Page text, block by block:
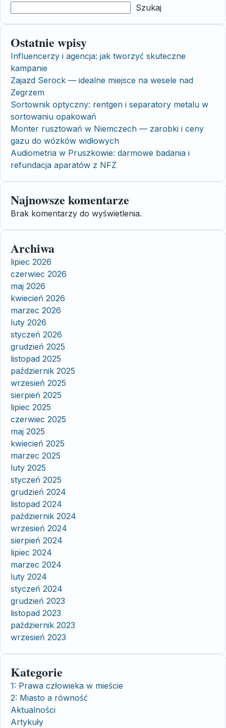
Szukaj
Ostatnie wpisy
Influencerzy i agencja: jak tworzyć skuteczne
kampanie
Zajazd Serock — idealne miejsce na wesele nad
Zegrzem
Sortownik optyczny: rentgen i separatory metalu w
sortowaniu opakowań
Monter rusztowań w Niemczech — zarobki i ceny
gazu do wózków widłowych
Audiometria w Pruszkowie: darmowe badania i
refundacja aparatów z NFZ
Najnowsze komentarze
Brak komentarzy do wyświetlenia.
Archiwa
lipiec 2026
czerwiec 2026
maj 2026
kwiecień 2026
marzec 2026
luty 2026
styczeń 2026
grudzień 2025
listopad 2025
październik 2025
wrzesień 2025
sierpień 2025
lipiec 2025
czerwiec 2025
maj 2025
kwiecień 2025
marzec 2025
luty 2025
styczeń 2025
grudzień 2024
listopad 2024
październik 2024
wrzesień 2024
sierpień 2024
lipiec 2024
marzec 2024
luty 2024
styczeń 2024
grudzień 2023
listopad 2023
październik 2023
wrzesień 2023
Kategorie
1: Prawa człowieka w mieście
2: Miasto a równość
Aktualności
Artykuły